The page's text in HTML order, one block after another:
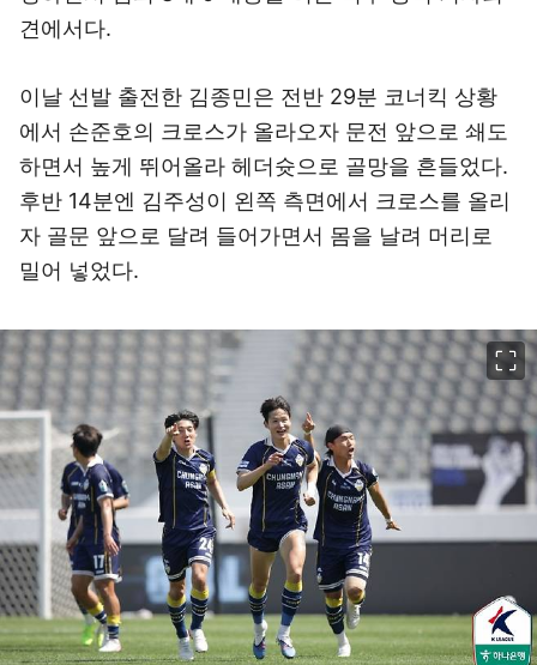
견에서다.
이날 선발 출전한 김종민은 전반 29분 코너킥 상황
에서 손준호의 크로스가 올라오자 문전 앞으로 쇄도
하면서 높게 뛰어올라 헤더슛으로 골망을 흔들었다.
후반 14분엔 김주성이 왼쪽 측면에서 크로스를 올리
자 골문 앞으로 달려 들어가면서 몸을 날려 머리로
밀어 넣었다.